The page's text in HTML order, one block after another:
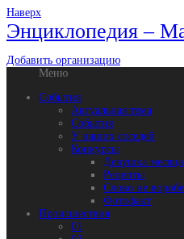
Наверх
Энциклопедия –
Добавить организацию
Меню
События
Актуальная тема
События
У наших соседей
Конкурсы
Девушка месяца
Рецепты
Слово не
Фотофакт
Происшествия
01